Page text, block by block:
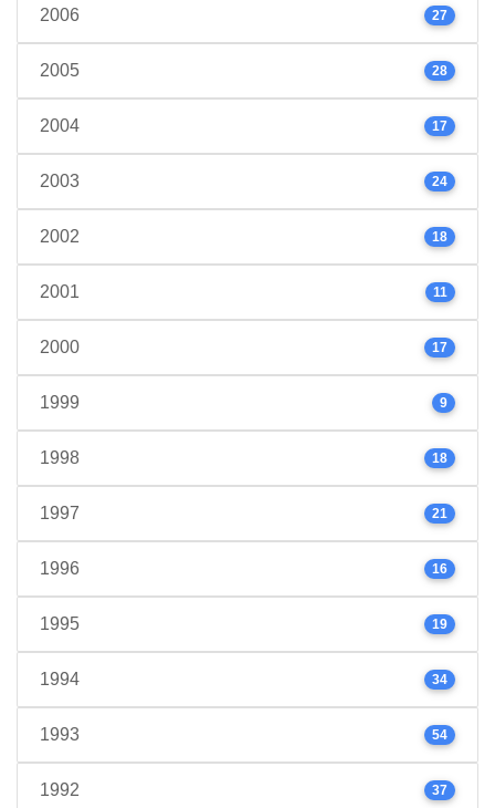
2006 27
2005 28
2004 17
2003 24
2002 18
2001 11
2000 17
1999 9
1998 18
1997 21
1996 16
1995 19
1994 34
1993 54
1992 37